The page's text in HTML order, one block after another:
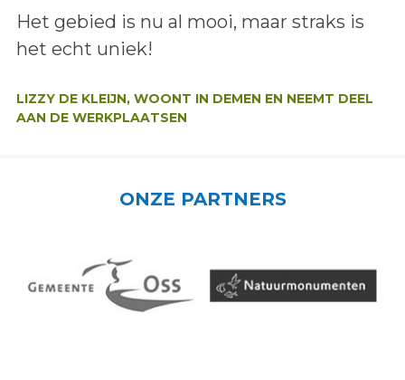
Lees het bericht:
Het gebied is nu al mooi, maar straks is
het echt uniek!
LIZZY DE KLEIJN, WOONT IN DEMEN EN NEEMT DEEL
AAN DE WERKPLAATSEN
ONZE PARTNERS